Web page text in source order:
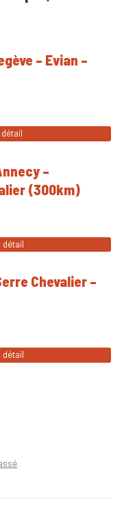
– Evian –
détail
–
(300km)
détail
Chevalier –
détail
.